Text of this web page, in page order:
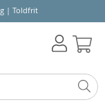
| Toldfrit